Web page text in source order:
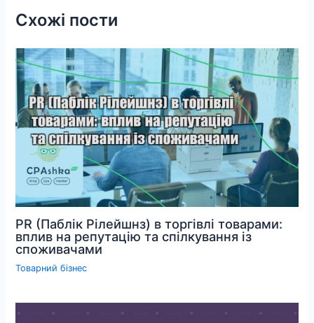
Схожі пости
PR (Паблік Рілейшнз) в торгівлі товарами:
вплив на репутацію та спілкування із
споживачами
Товарний бізнес